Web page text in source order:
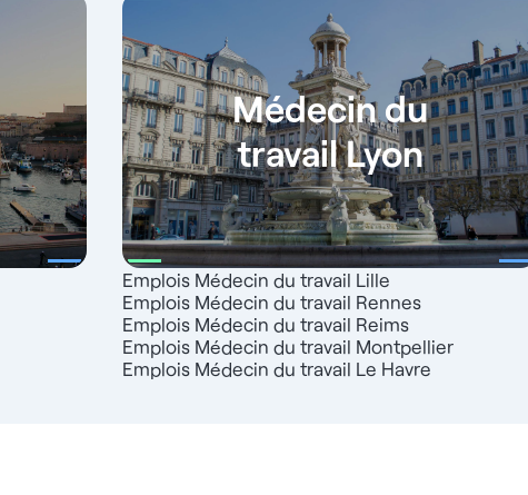
Médecin du
travail Lyon
Emplois Médecin du travail Lille
Emplois Médecin du travail Rennes
Emplois Médecin du travail Reims
Emplois Médecin du travail Montpellier
Emplois Médecin du travail Le Havre